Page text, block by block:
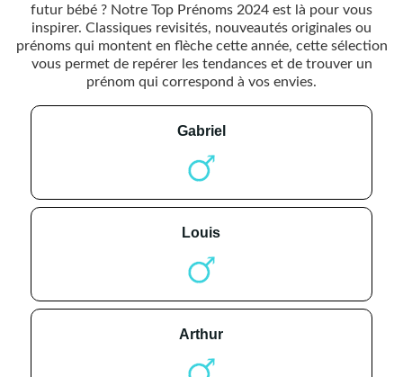
futur bébé ? Notre Top Prénoms 2024 est là pour vous
inspirer. Classiques revisités, nouveautés originales ou
prénoms qui montent en flèche cette année, cette sélection
vous permet de repérer les tendances et de trouver un
prénom qui correspond à vos envies.
gabriel
louis
arthur